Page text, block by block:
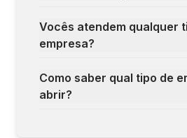
Vocês atendem qualquer
empresa?
Como saber qual tipo de
abrir?